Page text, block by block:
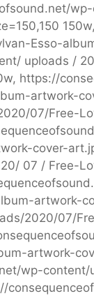
Esso-
uploads /
https://
artwork-
07/Free-
cover-
07 / Free-
artwork-
2020/07/
artwork-
wp-